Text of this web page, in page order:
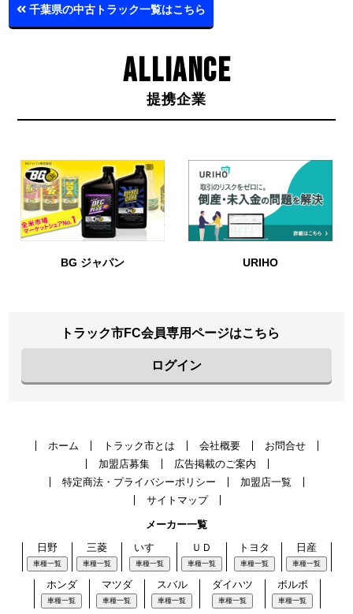
千葉県の中古トラック一覧はこちら
ALLIANCE
提携企業
BG ジャパン URIHO
トラック市FC会員専用ページはこちら
ログイン
ホーム トラック市とは 会社概要
お問合せ
加盟店募集
広告掲載のご案内
特定商法・プライバシーポリシー
加盟店一覧
サイトマップ
メーカー一覧
日野
車種一覧
三菱
車種一覧
いすゞ
車種一覧
ＵＤ
車種一覧
トヨタ
車種一覧
日産
車種一覧
ホンダ
車種一覧
マツダ
車種一覧
スバル
車種一覧
ダイハツ
車種一覧
ボルボ
車種一覧